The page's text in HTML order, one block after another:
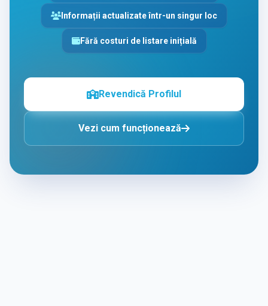
Informații actualizate într-un singur loc
Fără costuri de listare inițială
Revendică Profilul
Vezi cum funcționează